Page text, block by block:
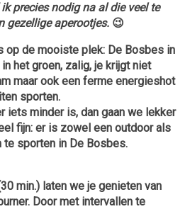
precies nodig na al die veel te
gezellige aperootjes. 😉
op de mooiste plek: De Bosbes in
in het groen, zalig, je krijgt niet
maar ook een ferme energieshot
sporten.
iets minder is, dan gaan we lekker
fijn: er is zowel een outdoor als
te sporten in De Bosbes.
min.) laten we je genieten van
Door met intervallen te